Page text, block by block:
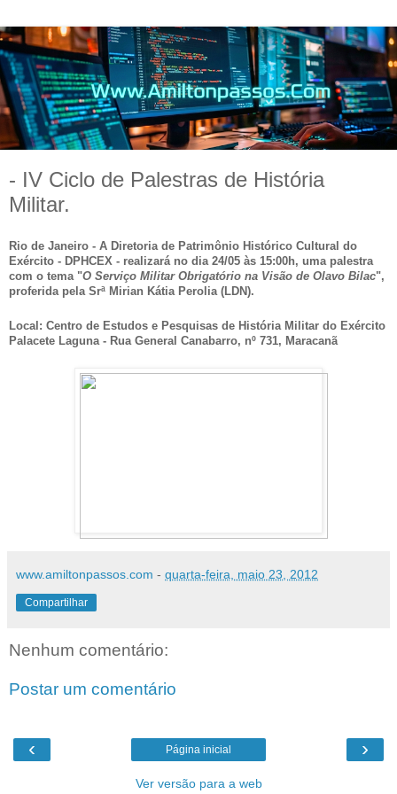
- IV Ciclo de Palestras de História
Militar.
Rio de Janeiro - A Diretoria de Patrimônio Histórico Cultural do
Exército - DPHCEX - realizará no dia 24/05 às 15:00h, uma palestra
com o tema "O Serviço Militar Obrigatório na Visão de Olavo Bilac",
proferida pela Srª Mirian Kátia Perolia (LDN).
Local: Centro de Estudos e Pesquisas de História Militar do Exército
Palacete Laguna - Rua General Canabarro, nº 731, Maracanã
www.amiltonpassos.com - quarta-feira, maio 23, 2012
Compartilhar
Nenhum comentário:
Postar um comentário
‹ ›
Página inicial
Ver versão para a web